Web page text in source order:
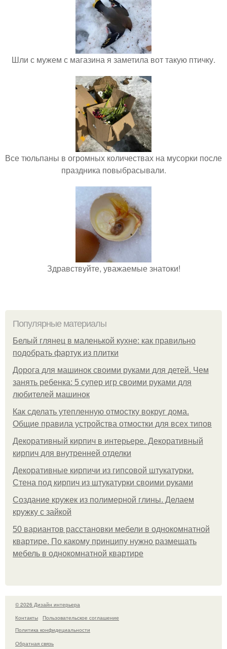
Шли с мужем с магазина я заметила вот такую птичку.
Все тюльпаны в огромных количествах на мусорки после
праздника повыбрасывали.
Здравствуйте, уважаемые знатоки!
Популярные материалы
Белый глянец в маленькой кухне: как правильно
подобрать фартук из плитки
Дорога для машинок своими руками для детей. Чем
занять ребенка: 5 супер игр своими руками для
любителей машинок
Как сделать утепленную отмостку вокруг дома.
Общие правила устройства отмостки для всех типов
Декоративный кирпич в интерьере. Декоративный
кирпич для внутренней отделки
Декоративные кирпичи из гипсовой штукатурки.
Стена под кирпич из штукатурки своими руками
Создание кружек из полимерной глины. Делаем
кружку с зайкой
50 вариантов расстановки мебели в однокомнатной
квартире. По какому принципу нужно размещать
мебель в однокомнатной квартире
© 2026 Дизайн интерьера
Контакты
Пользовательское соглашение
Политика конфидециальности
Обратная связь